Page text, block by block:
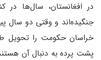
در افغانستان، سال‌ها در
جنگیده‌اند و وقتی دو سال
خراسان حکومت را تحویل
پشت پرده به دنبال آن